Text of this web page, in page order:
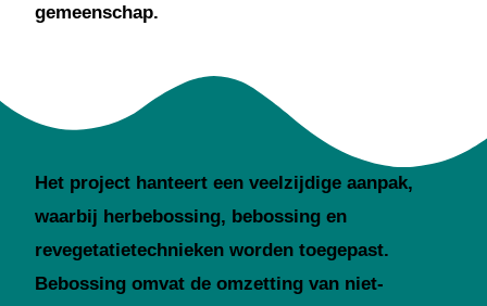
gemeenschap.
Het project hanteert een veelzijdige aanpak,
waarbij herbebossing, bebossing en
revegetatietechnieken worden toegepast.
Bebossing omvat de omzetting van niet-